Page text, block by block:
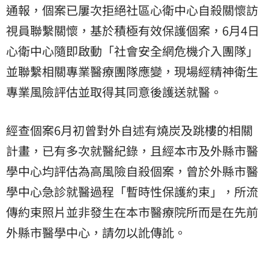
通報，個案已屢次拒絕社區心衛中心自殺關懷訪
視員聯繫關懷，基於積極有效保護個案，6月4日
心衛中心隨即啟動「社會安全網危機介入團隊」
並聯繫相關專業醫療團隊應變，現場經精神衛生
專業風險評估並取得其同意後護送就醫。
經查個案6月初曾對外自述有燒炭及跳樓的相關
計畫，已有多次就醫紀錄，且經本市及外縣市醫
學中心均評估為高風險自殺個案，曾於外縣市醫
學中心急診就醫過程「暫時性保護約束」，所流
傳約束照片並非發生在本市醫療院所而是在先前
外縣市醫學中心，請勿以訛傳訛。